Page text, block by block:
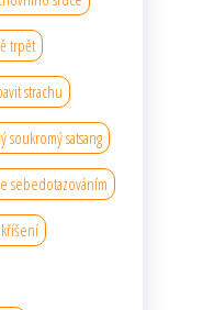
trpět
strachu
soukromý satsang
sebedotazováním